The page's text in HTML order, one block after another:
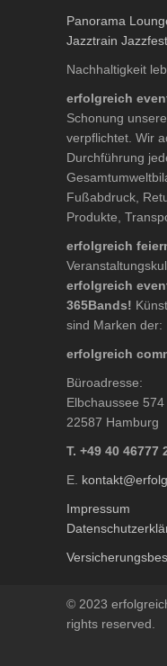
Panorama
Jazztrain
Nachhaltigkeit
erfolgreich
Schonung
verpflichtet. Wir
Durchführung
Fußabdruck,
Produkte,
erfolgreich
erfolgreich
365Bands!
sind Marken der:
erfolgreich
Büroadresse:
Elbchaussee 574
22587 Hamburg
T. +49 40 46777
E.
Impressum
© 2023
rights reserved.